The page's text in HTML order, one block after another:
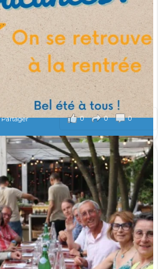
2026 : avec l'Isep, investissez pour
de l'humain !
des ingénieurs, des bachelors, des
qui allient excellence technologique et
au cœur de notre pro
0 0 0
Partager
🚀
14 Alumni vivant / travaillant
un moment convivial de
!
votre présence et à Alexandre
!